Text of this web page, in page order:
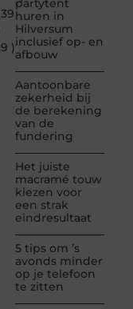
)
partytent
huren in
Hilversum
inclusief op- en
afbouw
Aantoonbare
zekerheid bij
de berekening
van de
fundering
Het juiste
macramé touw
kiezen voor
een strak
eindresultaat
5 tips om ’s
avonds minder
op je telefoon
te zitten